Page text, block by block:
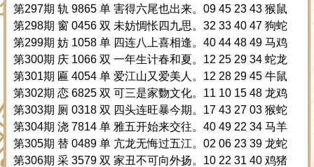
第297期 轨 9865 单 害得六尾也出来。09 45 23 43 猴鼠
第298期 窗 0456 双 未妨惆怅四九思。32 33 40 47 狗蛇
第299期 妨 1058 单 四连八上喜相逢。40 44 48 49 马鸡
第300期 庆 1066 双 一年生计春和夏。12 25 29 34 蛇龙
第301期 匾 4054 单 爱江山又爱美人。12 28 29 45 牛鼠
第302期 恋 6825 双 可三是家覅文化。11 10 15 48 龙鸡
第303期 厕 0318 双 四头连旺暴今期。17 43 27 03 猴蛇
第304期 浇 7814 单 雅五开始来交往。40 49 22 34 马羊
第305期 替 0489 单 亢龙无悔过五江。02 06 23 39 龙蛇
第306期 采 3579 双 家丑不可向外扬。10 22 31 40 鸡猪